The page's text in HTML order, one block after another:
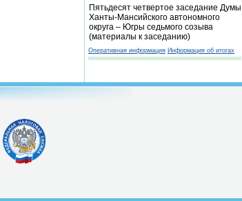
Пятьдесят четвертое заседание Думы
Ханты-Мансийского автономного
округа – Югры седьмого созыва
(материалы к заседанию)
Оперативная информация Информация об итогах